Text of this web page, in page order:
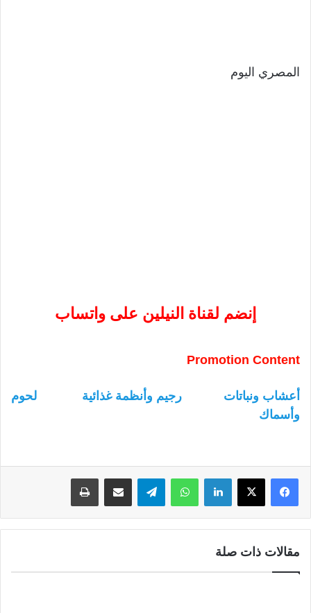
المصري اليوم
إنضم لقناة النيلين على واتساب
Promotion Content
أعشاب ونباتات رجيم وأنظمة غذائية
لحوم
وأسماك
لينكدإن واتساب
مقالات ذات صلة